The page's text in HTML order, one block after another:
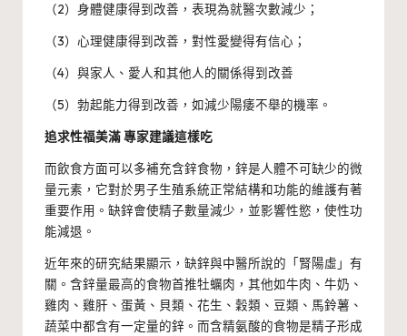
（2）身體健康得到改善，表現為就醫次數減少；
（3）心理健康得到改善，對性愛變得有信心；
（4）與家人、愛人和其他人的關係得到改善
（5）勃起能力得到改善，如減少陽痿不舉的機率。
追求性福美滿 專家建議這樣吃
而飲食方面可以多補充含鋅食物，鋅是人體不可缺少的微
量元素，它對於男子生殖系統正常結構和功能的維護有著
重要作用。缺鋅會使精子數量減少，並影響性慾，使性功
能減退。
近年來的研究結果顯示，缺鋅與中醫所說的「腎陽虛」有
關。含鋅量最高的食物首推牡蠣肉，其他如牛肉、牛奶、
雞肉、雞肝、蛋黃、貝類、花生、穀類、豆類、馬鈴薯、
蔬菜中都含有一定量的鋅。而含精氨酸的食物是精子形成